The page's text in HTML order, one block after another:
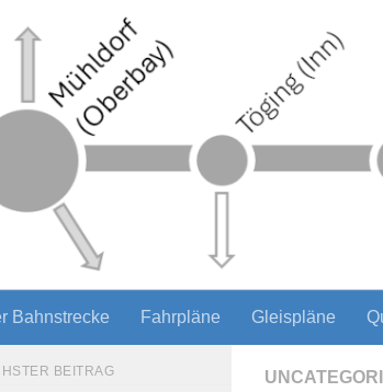
Bahnstrecke Fahrpläne Gleispläne
BEITRAG